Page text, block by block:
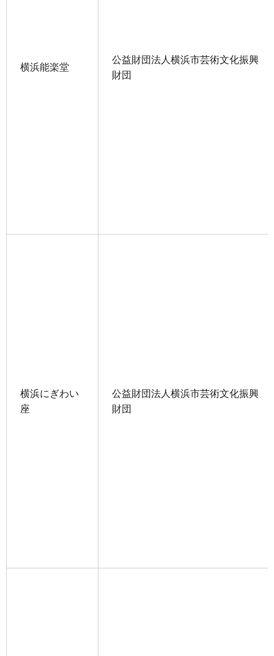
横浜能楽堂
公益財団法人横浜市芸術文化振興
財団
横浜にぎわい
座
公益財団法人横浜市芸術文化振興
財団